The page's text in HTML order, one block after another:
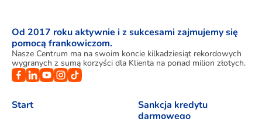
Od 2017 roku aktywnie i z sukcesami zajmujemy się
pomocą frankowiczom.
Nasze Centrum ma na swoim koncie kilkadziesiąt rekordowych
wygranych z sumą korzyści dla Klienta na ponad milion złotych.
Start
Sankcja kredytu
darmowego